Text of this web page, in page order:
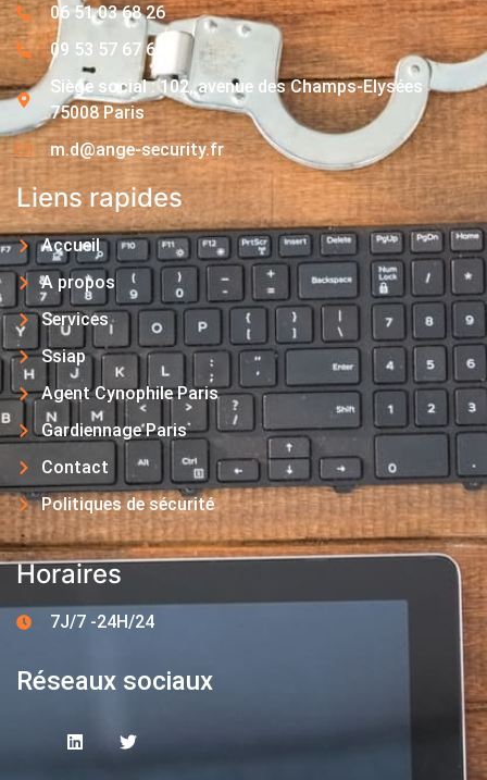
06 51 03 68 26
09 53 57 67 63
Siège social : 102, avenue des Champs-Elysées
75008 Paris
m.d@ange-security.fr
Liens rapides
Accueil
A propos
Services
Ssiap
Agent Cynophile Paris
Gardiennage Paris
Contact
Politiques de sécurité
Horaires
7J/7 -24H/24
Réseaux sociaux